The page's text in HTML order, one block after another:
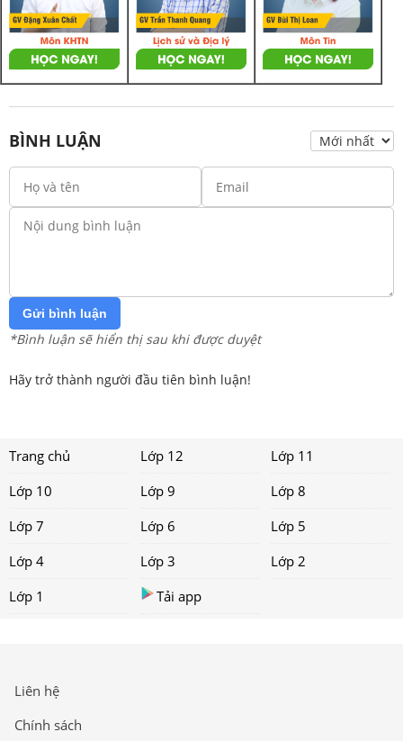
BÌNH LUẬN
Gửi bình luận
*Bình luận sẽ hiển thị sau khi được duyệt
Hãy trở thành người đầu tiên bình luận!
Trang chủ Lớp 12
Lớp 11
Lớp 10
Lớp 9
Lớp 8
Lớp 7
Lớp 6
Lớp 5
Lớp 4
Lớp 3
Lớp 2
Lớp 1
Tải app
Liên hệ
Chính sách